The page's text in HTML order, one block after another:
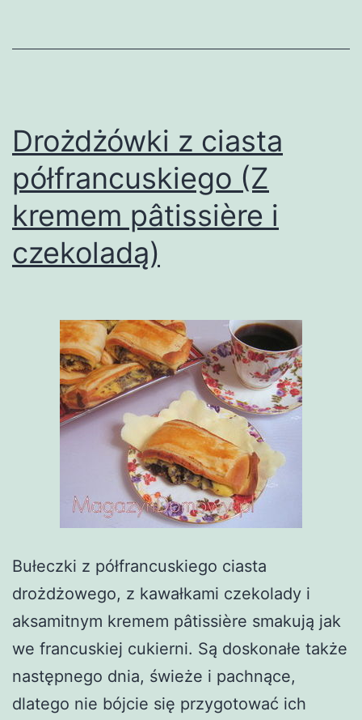
Drożdżówki z ciasta
półfrancuskiego (Z
kremem pâtissière i
czekoladą)
Bułeczki z półfrancuskiego ciasta
drożdżowego, z kawałkami czekolady i
aksamitnym kremem pâtissière smakują jak
we francuskiej cukierni. Są doskonałe także
następnego dnia, świeże i pachnące,
dlatego nie bójcie się przygotować ich